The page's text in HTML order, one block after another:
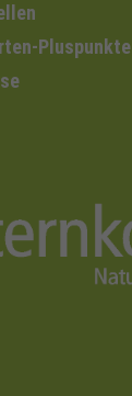
Pluspunkte